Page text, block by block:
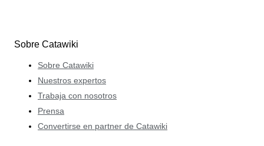
Sobre Catawiki
Sobre Catawiki
Nuestros expertos
Trabaja con nosotros
Prensa
Convertirse en partner de Catawiki